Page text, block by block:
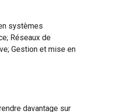
systèmes
Réseaux de
Gestion et mise en
davantage sur